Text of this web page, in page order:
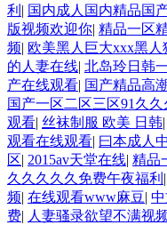
利 | 国内成人国内精品国
版视频欢迎你| 精品一区
频| 欧美黑人巨大xxx黑人
的人妻在线| 北岛玲日韩
产在线观看| 国产精品高
国产一区二区三区91久久
观看| 丝袜制服 欧美 日韩|
观看在线观看| 曰本成人
区| 2015av天堂在线| 精品
久久久久久免费午夜福利 |
频| 在线观看www麻豆|
费| 人妻骚录欲望不满视